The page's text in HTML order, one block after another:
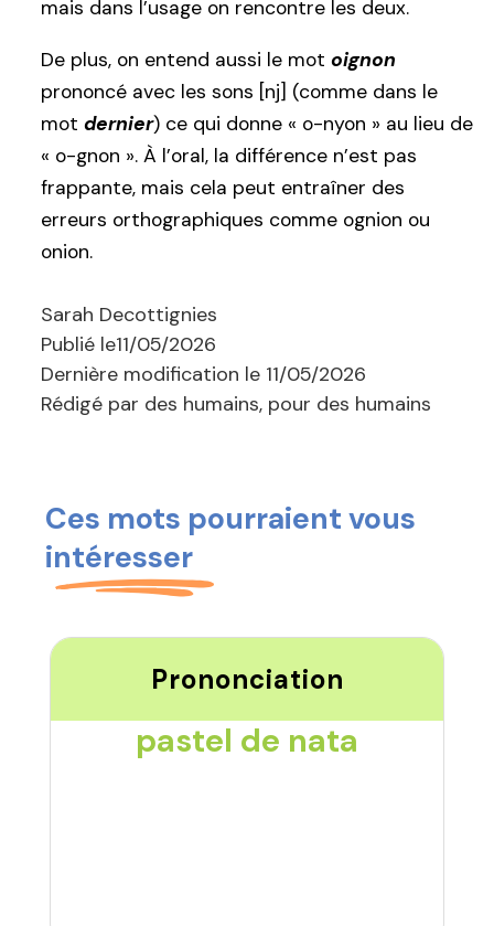
mais dans l’usage on rencontre les deux.
De plus, on entend aussi le mot oignon
prononcé avec les sons [nj] (comme dans le
mot dernier) ce qui donne « o-nyon » au lieu de
« o-gnon ». À l’oral, la différence n’est pas
frappante, mais cela peut entraîner des
erreurs orthographiques comme ognion ou
onion.
Sarah Decottignies
Publié le11/05/2026
Dernière modification le 11/05/2026
Rédigé par des humains, pour des humains
Ces mots pourraient vous
intéresser
Prononciation
pastel de nata